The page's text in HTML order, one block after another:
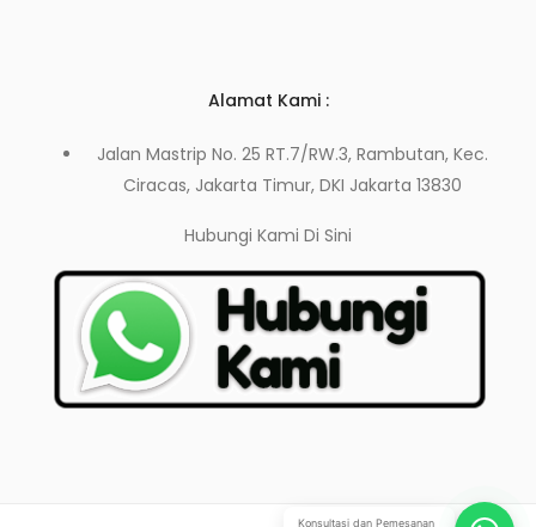
Alamat Kami :
Jalan Mastrip No. 25 RT.7/RW.3, Rambutan, Kec.
Ciracas, Jakarta Timur, DKI Jakarta 13830
Hubungi Kami Di Sini
Konsultasi dan Pemesanan